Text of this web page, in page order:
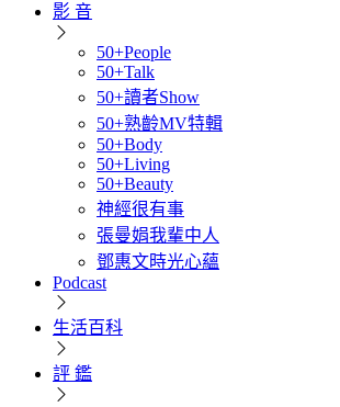
影 音
50+People
50+Talk
50+讀者Show
50+熟齡MV特輯
50+Body
50+Living
50+Beauty
神經很有事
張曼娟我輩中人
鄧惠文時光心蘊
Podcast
生活百科
評 鑑